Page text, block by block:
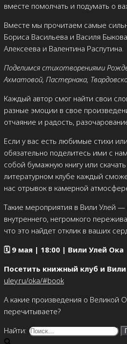
вместе помолчать и подумать о
Вместе мы прочитаем самые
Бориса Васильева и Василя
Алексеева и Валентина Распутина.
Поделимся стихотворениями
Ахматовой, Пастернака,
Каждый автор смог найти свои
разные эмоции в свое
отчаяние и радость,
Если у вас есть любимые стихи
обязательно поделитесь ими с
собой бумажную книгу или
литературном клубе каждый
нас отрывок в камерной
Такие мероприятия в Вили Улей —
внутреннего, негромкого
что это найдет отклик в ваших
🗓️ 9 мая | 18:00 | Вили Улей Ока
Посетить книжный клуб и
uley.ru/oka/#book
А какие произведения о Великой
перечитываете?
Найти: